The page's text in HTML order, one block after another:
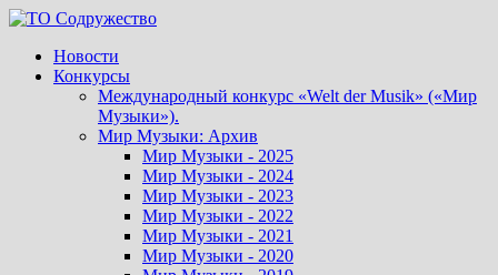
Перейти
содержимому
Новости
Конкурсы
Международный конкурс «Welt der Musik» («Мир
Музыки»).
Мир Музыки: Архив
Мир Музыки - 2025
Мир Музыки - 2024
Мир Музыки - 2023
Мир Музыки - 2022
Мир Музыки - 2021
Мир Музыки - 2020